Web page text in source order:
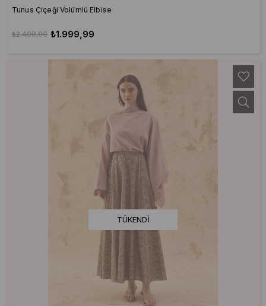
Tunus Çiçeği Volümlü Elbise
₺1.999,99
₺2.499,99
TÜKENDI